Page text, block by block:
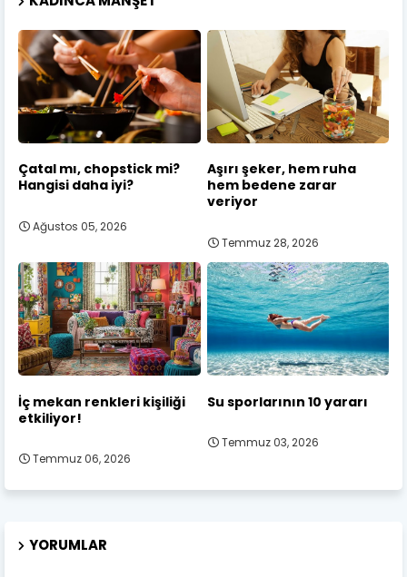
Çatal mı, chopstick mi?
Hangisi daha iyi?
Ağustos 05, 2026
Aşırı şeker, hem ruha
hem bedene zarar
veriyor
Temmuz 28, 2026
İç mekan renkleri kişiliği
etkiliyor!
Temmuz 06, 2026
Su sporlarının 10 yararı
Temmuz 03, 2026
YORUMLAR